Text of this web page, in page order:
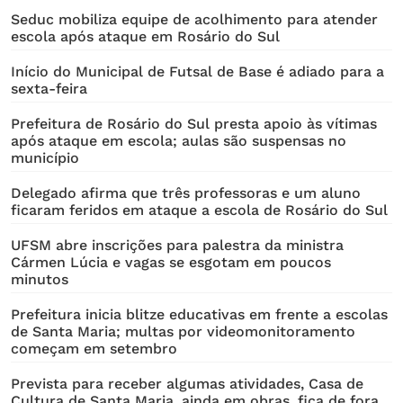
Seduc mobiliza equipe de acolhimento para atender
escola após ataque em Rosário do Sul
Início do Municipal de Futsal de Base é adiado para a
sexta-feira
Prefeitura de Rosário do Sul presta apoio às vítimas
após ataque em escola; aulas são suspensas no
município
Delegado afirma que três professoras e um aluno
ficaram feridos em ataque a escola de Rosário do Sul
UFSM abre inscrições para palestra da ministra
Cármen Lúcia e vagas se esgotam em poucos
minutos
Prefeitura inicia blitze educativas em frente a escolas
de Santa Maria; multas por videomonitoramento
começam em setembro
Prevista para receber algumas atividades, Casa de